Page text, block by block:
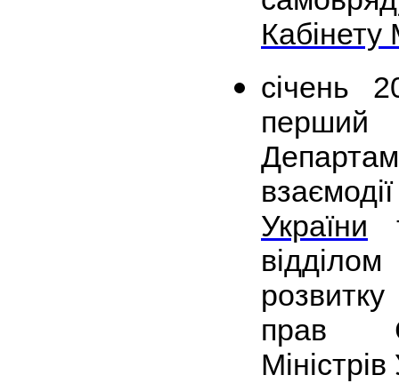
Кабінету
січень
перший
України
прав